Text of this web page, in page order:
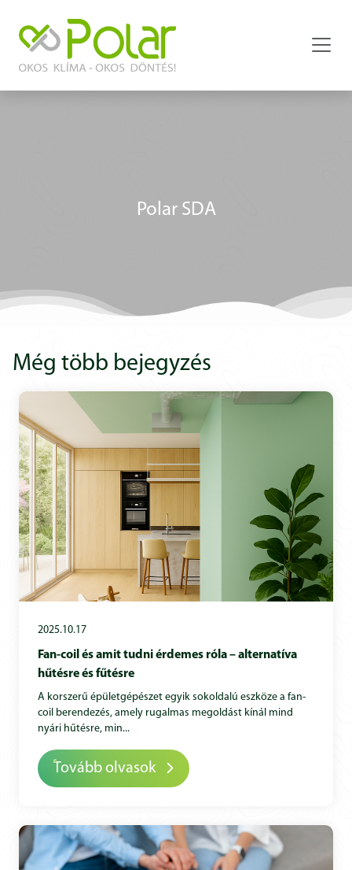
Polar SDA
Még több bejegyzés
2025.10.17
Fan-coil és amit tudni érdemes róla – alternatíva
hűtésre és fűtésre
A korszerű épületgépészet egyik sokoldalú eszköze a fan-
coil berendezés, amely rugalmas megoldást kínál mind
nyári hűtésre, min...
Tovább olvasok